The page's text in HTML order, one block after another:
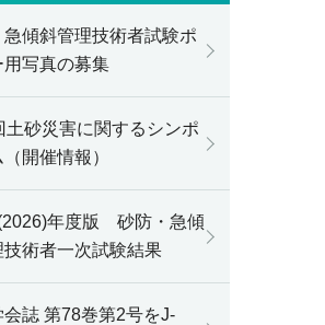
急傾斜管理技術者試験ポ
用写真の募集
土砂災害に関するシンポ
開催情報）
年度版 砂防・急傾
技術者一次試験結果
会誌 第78巻第2号をJ-